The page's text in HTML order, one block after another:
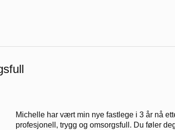
Michelle har vært min nye fastlege i 3 år nå
profesjonell, trygg og omsorgsfull. Du føler